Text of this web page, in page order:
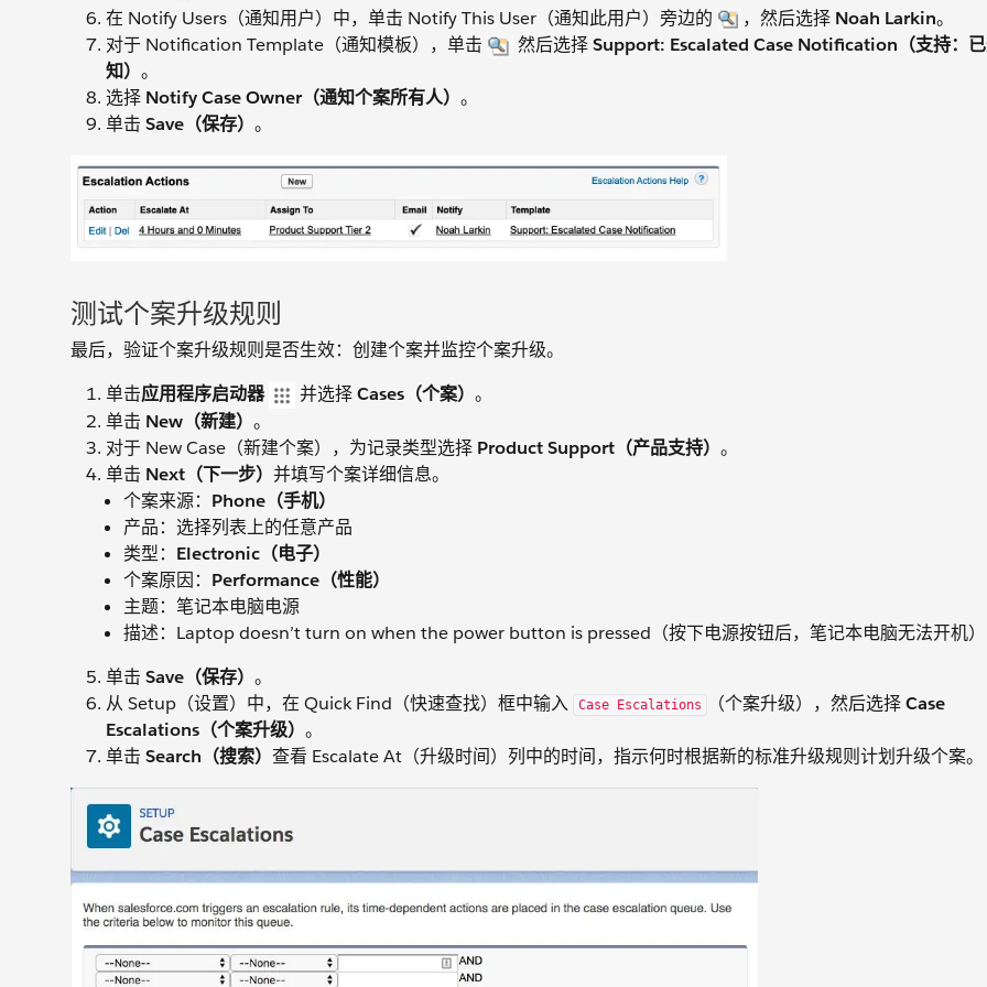
在 Notify Users（通知用户）中，单击 Notify This User（通知此用户）旁边的
，然后选择 Noah Larkin。
对于 Notification Template（通知模板），单击
然后选择Support: Escalated Case Notification（支持：
知） 。
选择 Notify Case Owner（通知个案所有人） 。
单击 Save（保存） 。
测试个案升级规则
最后，验证个案升级规则是否生效：创建个案并监控个案升级。
单击应用程序启动器 并选择Cases（个案） 。
单击 New（新建） 。
对于 New Case（新建个案），为记录类型选择 Product Support（产品支持） 。
单击 Next（下一步） 并填写个案详细信息。
个案来源： Phone（手机）
产品：选择列表上的任意产品
类型： Electronic（电子）
个案原因： Performance（性能）
主题：笔记本电脑电源
描述：Laptop doesn’t turn on when the power button is pressed（按下电源按钮后，笔记本电脑无法开机）
单击 Save（保存） 。
从 Setup（设置）中，在 Quick Find（快速查找）框中输入
Case Escalations （个案升级），然后选择Case
Escalations（个案升级） 。
单击 Search（搜索） 查看 Escalate At（升级时间）列中的时间，指示何时根据新的标准升级规则计划升级个案。